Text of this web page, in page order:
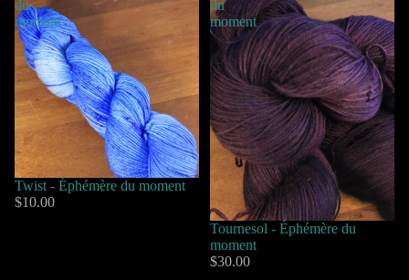
du
moment
Twist - Éphémère du moment
$10.00
du
moment
Tournesol - Éphémère du
moment
$30.00